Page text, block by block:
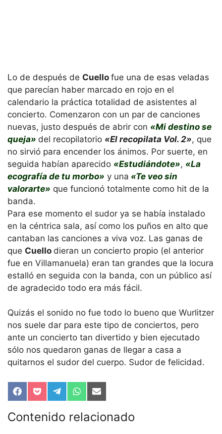
Lo de después de Cuello fue una de esas veladas
que parecían haber marcado en rojo en el
calendario la práctica totalidad de asistentes al
concierto. Comenzaron con un par de canciones
nuevas, justo después de abrir con «Mi destino se
queja» del recopilatorio «El recopilata Vol. 2», que
no sirvió para encender los ánimos. Por suerte, en
seguida habían aparecido «Estudiándote», «La
ecografía de tu morbo» y una «Te veo sin
valorarte» que funcionó totalmente como hit de la
banda.
Para ese momento el sudor ya se había instalado
en la céntrica sala, así como los puños en alto que
cantaban las canciones a viva voz. Las ganas de
que Cuello dieran un concierto propio (el anterior
fue en Villamanuela) eran tan grandes que la locura
estalló en seguida con la banda, con un público así
de agradecido todo era más fácil.
Quizás el sonido no fue todo lo bueno que Wurlitzer
nos suele dar para este tipo de conciertos, pero
ante un concierto tan divertido y bien ejecutado
sólo nos quedaron ganas de llegar a casa a
quitarnos el sudor del cuerpo. Sudor de felicidad.
Compartir
en
Facebook
Compartir
en
Pocket
Compartir
en
Telegram
Compartir
en
WhatsApp
Compartir
en
Email
Contenido relacionado